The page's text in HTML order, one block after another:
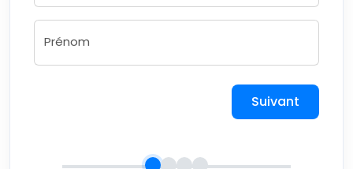
Prénom
Suivant